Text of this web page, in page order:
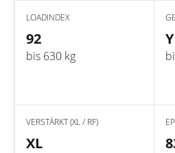
LOADINDEX
92
bis 630 kg
Y
VERSTÄRKT (XL / RF)
XL